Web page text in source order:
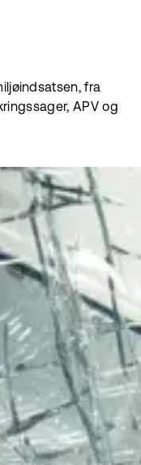
fra
APV og